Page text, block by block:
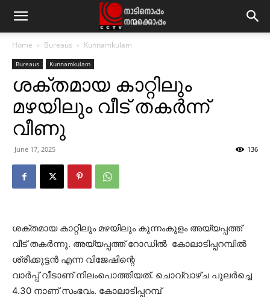
Home Bureaus Kunnamkulam
Bureaus Kunnamkulam
ശക്തമായ കാറ്റിലും
മഴയിലും വീട് തകര്‍ന്ന്
വീണു
June 17, 2025 136
ശക്തമായ കാറ്റിലും മഴയിലും കുന്നംകുളം അയ്യപ്പത്ത്
വീട് തകര്‍ന്നു. അയ്യപ്പത്ത് റോഡില്‍ കോലാടിപ്പറമ്പില്‍
ശ്രീക്കുട്ടന്‍ എന്ന വിജേഷിന്റെ
വാര്‍പ്പ് വീടാണ് നിലംപൊത്തിയത്. ചൊവ്വാഴ്ച പുലര്‍ച്ചെ
4.30 നാണ് സംഭവം. കോലാടിപ്പറമ്പ്